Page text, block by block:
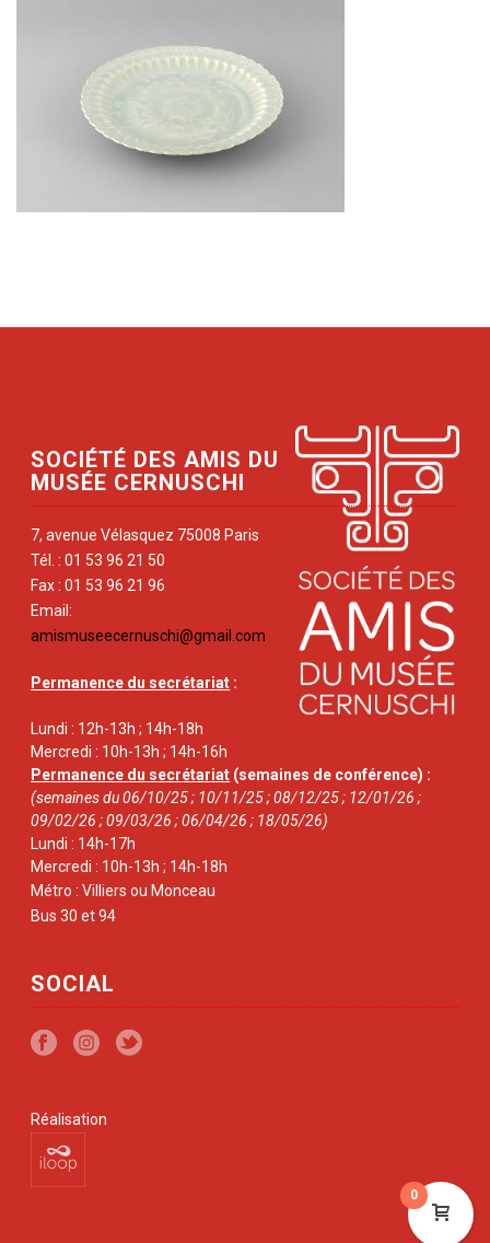
SOCIÉTÉ DES AMIS DU
MUSÉE CERNUSCHI
7, avenue Vélasquez 75008 Paris
Tél. : 01 53 96 21 50
Fax : 01 53 96 21 96
Email:
amismuseecernuschi@gmail.com
Permanence du secrétariat :
Lundi : 12h-13h ; 14h-18h
Mercredi : 10h-13h ; 14h-16h
Permanence du secrétariat (semaines de conférence) :
(semaines du 06/10/25 ; 10/11/25 ; 08/12/25 ; 12/01/26 ;
09/02/26 ; 09/03/26 ; 06/04/26 ; 18/05/26)
Lundi : 14h-17h
Mercredi : 10h-13h ; 14h-18h
Métro : Villiers ou Monceau
Bus 30 et 94
SOCIAL
Réalisation
0